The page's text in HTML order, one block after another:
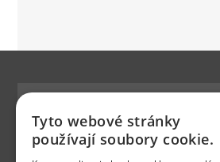
Zákaznická podpora
Tyto webové stránky
používají soubory cookie.